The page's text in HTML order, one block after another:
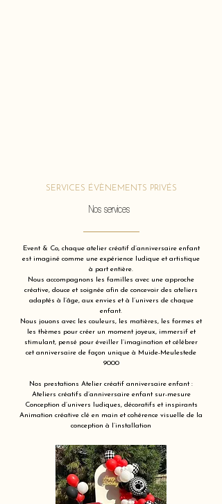
SERVICES ÉVÈNEMENTS PRIVÉS
Nos services
Event & Co, chaque atelier créatif d’anniversaire enfant
est imaginé comme une expérience ludique et artistique
à part entière.
Nous accompagnons les familles avec une approche
créative, douce et soignée afin de concevoir des ateliers
adaptés à l’âge, aux envies et à l’univers de chaque
enfant.
Nous jouons avec les couleurs, les matières, les formes et
les thèmes pour créer un moment joyeux, immersif et
stimulant, pensé pour éveiller l’imagination et célébrer
cet anniversaire de façon unique à Muide-Meulestede
9000
Nos prestations Atelier créatif anniversaire enfant :
Ateliers créatifs d’anniversaire enfant sur-mesure
Conception d’univers ludiques, décoratifs et inspirants
Animation créative clé en main et cohérence visuelle de la
conception à l’installation